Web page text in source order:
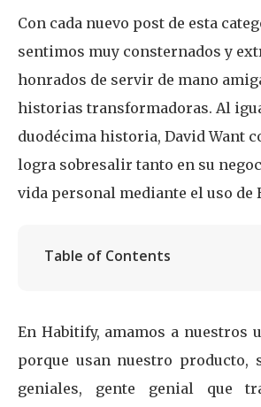
Con cada nuevo post de esta
sentimos muy consternados y
honrados de servir de mano
historias transformadoras. Al
duodécima historia, David Want
logra sobresalir tanto en su
vida personal mediante el uso de
Table of Contents
En Habitify, amamos a nuestros
porque usan nuestro producto,
geniales, gente genial que